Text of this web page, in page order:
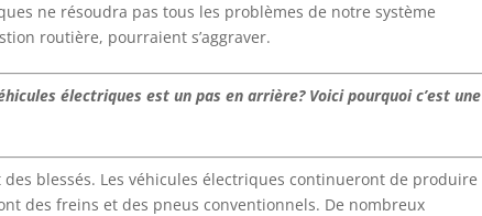
ne résoudra pas tous les problèmes de notre système
routière, pourraient s’aggraver.
électriques est un pas en arrière? Voici pourquoi c’est une
blessés. Les véhicules électriques continueront de produire
des freins et des pneus conventionnels. De nombreux